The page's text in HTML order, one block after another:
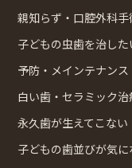
親知らず・口腔外科手
子どもの虫歯を治した
予防・メインテナンス
白い歯・セラミック治
永久歯が生えてこない
子どもの歯並びが気に